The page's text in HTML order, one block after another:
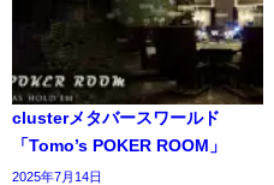
clusterメタバースワールド
「Tomo’s POKER ROOM」
2025年7月14日